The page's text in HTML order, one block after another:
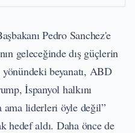
Pedro Sanchez'e
geleceğinde dış güçlerin
beyanatı, ABD
İspanyol halkını
ama liderleri öyle değil”
hedef aldı. Daha önce de